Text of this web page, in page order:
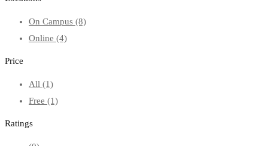
On Campus (8)
Online (4)
Price
All (1)
Free (1)
Ratings